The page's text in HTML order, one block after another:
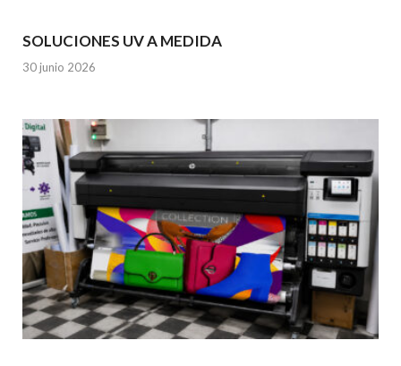
SOLUCIONES UV A MEDIDA
30 junio 2026